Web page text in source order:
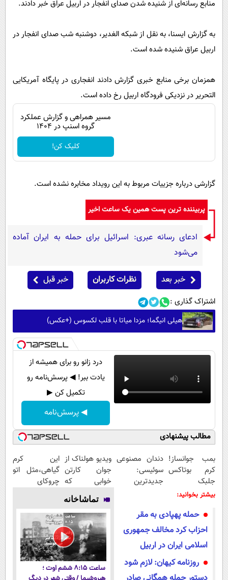
سرگرمی
محیط زیست
سلامت
فرهنگی
بین الملل
اجتماعی
پیامک
منابع رسانه‌ای از شنیده شدن صدای انفجار در اربیل عراق خبر دادند.
به گزارش ایسنا، به نقل از شبکه الغدیر، دوشنبه شب صدای انفجار در
اربیل عراق شنیده شده است.
همزمان برخی منابع خبری گزارش دادند انفجاری در پایگاه آمریکایی
التحریر در نزدیکی فرودگاه اربیل رخ داده است.
مسیر همراهی و گزارش عملکرد
گروه اسنپ در ۱۴۰۴
کلیک کن!
گزارشی درباره جزییات مربوط به این رویداد مخابره نشده است.
پربیننده ترین پست همین یک ساعت اخیر
ادعای رسانه عبری: اسرائیل برای حمله به ایران آماده
می‌شود
خبر بعد نظرات کاربران خبر قبل
اشتراک گذاری :
هیلی انیگما؛ مزدا میاتا با قلب لکسوس (+عکس)
درد زانو رو برای همیشه از
یادت ببر! ◀ پرسش‌نامه رو
تکمیل کن ▶
◀ پرسش‌نامه
مطالب پیشنهادی
بمب جوانساز!
کرم بوتاکس
جلبک
اسپیرولینا50%تخفیف
دندان مصنوعی
سوئیسی:
جدیدترین
پرداخت قسطی
ویدیو هولناک از
جوان کارتن
خوابی که
میلیاردر شد.
آموزش رایگان
این کرم
گیاهی،مثل اتو
چروکای
بیشتر بخوانید:
حمله پهپادی به مقر
احزاب کرد مخالف جمهوری
اسلامی ایران در اربیل
روزنامه کیهان: لازم شود
تماشاخانه
ساعت ۸:۱۵ ششم اوت ؛